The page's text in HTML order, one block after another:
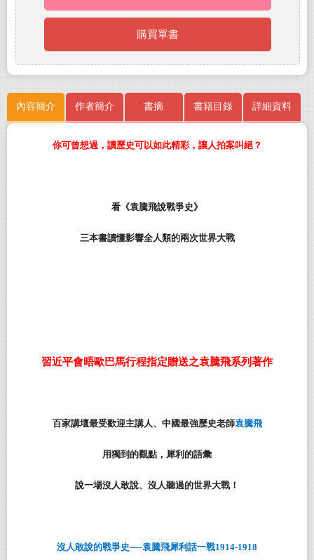
購買單書
內容簡介 作者簡介 書摘 書籍目錄 詳細資料
你可曾想過，讀歷史可以如此精彩，讓人拍案叫絕？
看《袁騰飛說戰爭史》
三本書讀懂影響全人類的兩次世界大戰
習近平會晤歐巴馬行程指定贈送之袁騰飛系列著作
百家講壇最受歡迎主講人、中國最強歷史老師袁騰飛
用獨到的觀點，犀利的語彙
說一場沒人敢說、沒人聽過的世界大戰！
沒人敢說的戰爭史──袁騰飛犀利話一戰1914-1918